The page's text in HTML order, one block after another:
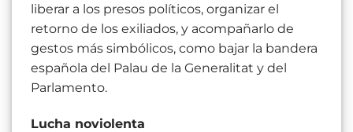
liberar a los presos políticos, organizar el
retorno de los exiliados, y acompañarlo de
gestos más simbólicos, como bajar la bandera
española del Palau de la Generalitat y del
Parlamento.
Lucha noviolenta